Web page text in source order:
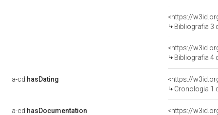
<https://
Bibliografia 3
<https://
Bibliografia 4
a-cd:hasDating
<https://
Cronologia 1
a-cd:hasDocumentation